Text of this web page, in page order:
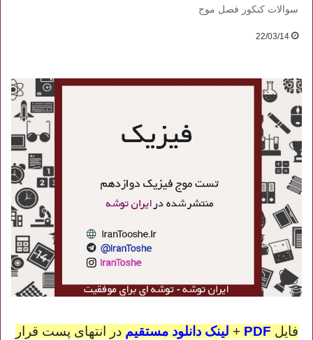
سوالات کنکور فصل موج
22/03/14
فایل PDF
+ لینک دانلود مستقیم در انتهای پست قرار